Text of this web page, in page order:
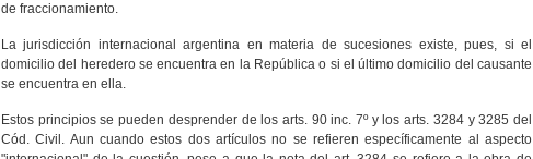
de fraccionamiento.
La jurisdicción internacional argentina en materia de sucesiones existe, pues, si el
domicilio del heredero se encuentra en la República o si el último domicilio del causante
se encuentra en ella.
Estos principios se pueden desprender de los arts. 90 inc. 7º y los arts. 3284 y 3285 del
Cód. Civil. Aun cuando estos dos artículos no se refieren específicamente al aspecto